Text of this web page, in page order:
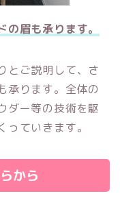
眉も承ります。
とご説明して、さ
承ります。全体の
ダー等の技術を駆
ていきます。
から